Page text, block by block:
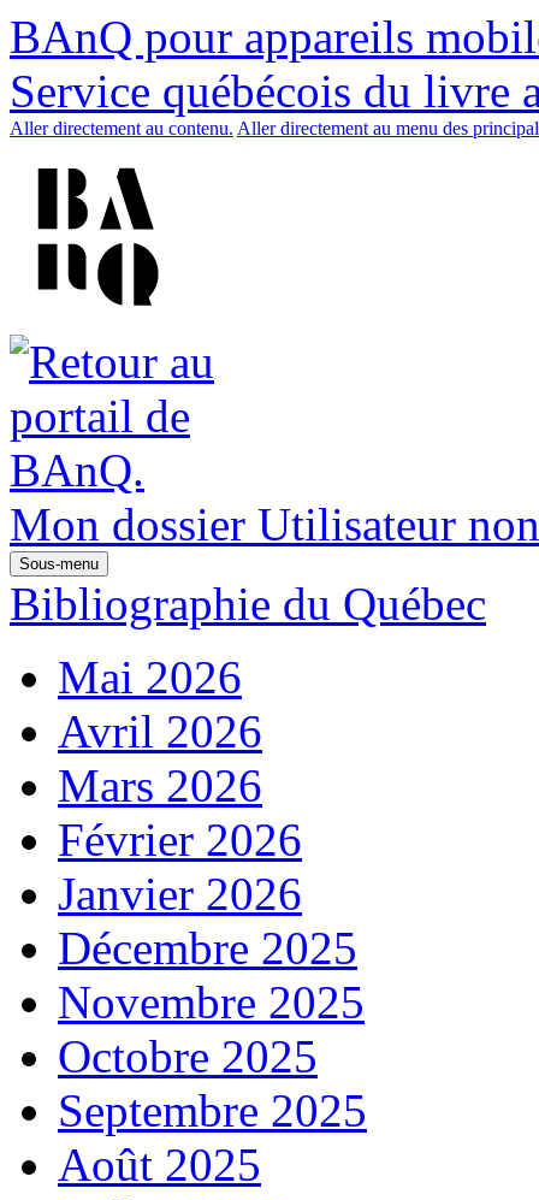
BAnQ pour appareils
Service québécois du livre
Aller directement au contenu. Aller directement au menu des
Mon dossier Utilisateur
Sous-menu
Bibliographie du Québec
Mai 2026
Avril 2026
Mars 2026
Février 2026
Janvier 2026
Décembre 2025
Novembre 2025
Octobre 2025
Septembre 2025
Août 2025